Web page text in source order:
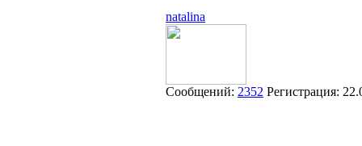
natalina
Сообщений: 2352 Регистрация: